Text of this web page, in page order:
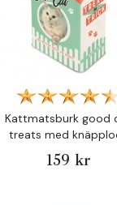
Kattmatsburk good
treats med
159 kr